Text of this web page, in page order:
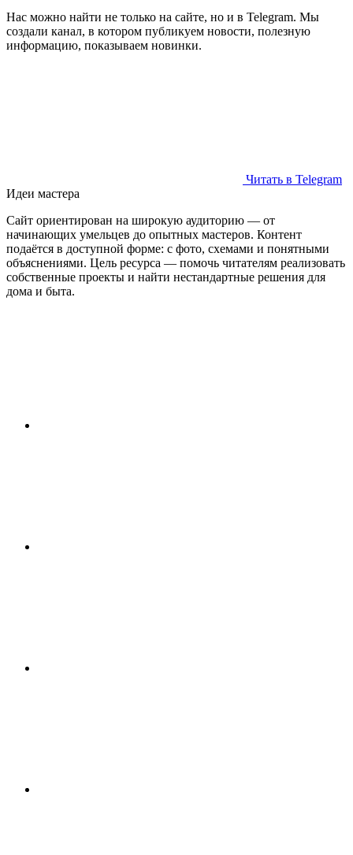
Нас можно найти не только на сайте, но и в Telegram. Мы
создали канал, в котором публикуем новости, полезную
информацию, показываем новинки.
Читать в Telegram
Идеи мастера
Сайт ориентирован на широкую аудиторию — от
начинающих умельцев до опытных мастеров. Контент
подаётся в доступной форме: с фото, схемами и понятными
объяснениями. Цель ресурса — помочь читателям реализовать
собственные проекты и найти нестандартные решения для
дома и быта.